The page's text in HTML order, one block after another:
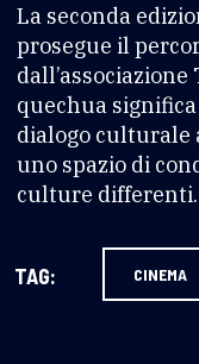
La seconda
prosegue il
quechua
dialogo culturale
uno spazio di
culture differenti.
TAG: CINEMA